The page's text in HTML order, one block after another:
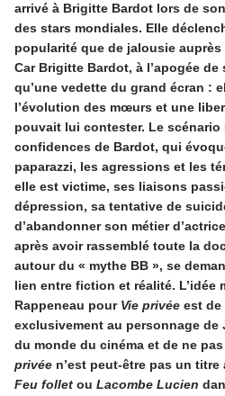
arrivé à Brigitte Bardot lors de
des stars mondiales. Elle
popularité que de jalousie
Car Brigitte Bardot, à l’apogée
qu’une vedette du grand écran :
l’évolution des mœurs et une
pouvait lui contester. Le
confidences de Bardot, qui
paparazzi, les agressions et les
elle est victime, ses liaisons
dépression, sa tentative de
d’abandonner son métier
après avoir rassemblé toute la
autour du « mythe BB », se
lien entre fiction et réalité. L’idée
Rappeneau pour Vie privée est de
exclusivement au personnage de
du monde du cinéma et de ne
privée n’est peut-être pas un
Feu follet ou Lacombe Lucien